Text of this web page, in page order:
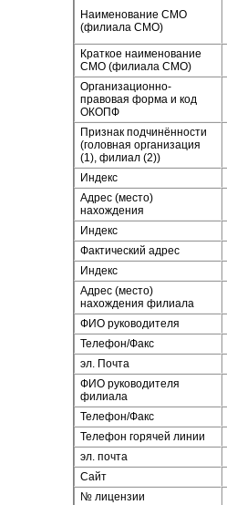
Наименование СМО
(филиала СМО)
Краткое наименование
СМО (филиала СМО)
Организационно-
правовая форма и код
ОКОПФ
Признак подчинённости
(головная организация
(1), филиал (2))
Индекс
Адрес (место)
нахождения
Индекс
Фактический адрес
Индекс
Адрес (место)
нахождения филиала
ФИО руководителя
Телефон/Факс
эл. Почта
ФИО руководителя
филиала
Телефон/Факс
Телефон горячей линии
эл. почта
Сайт
№ лицензии